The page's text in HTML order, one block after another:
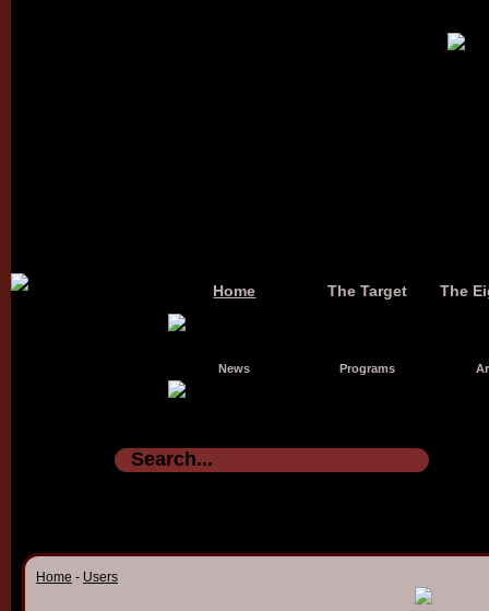
Home The Target The
News Programs
Home - Users